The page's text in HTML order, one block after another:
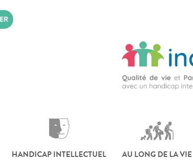
HANDICAP INTELLECTUEL AU LONG DE LA VIE